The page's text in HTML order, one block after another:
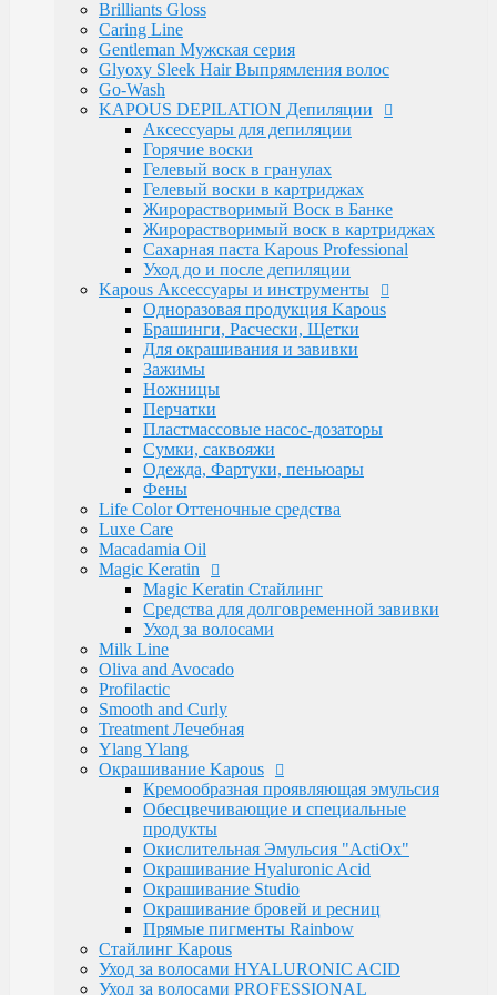
Luxe Care
Macadamia Oil
Magic Keratin
Magic Keratin Стайлинг
Средства для долговременной завивки
Уход за волосами
Milk Line
Oliva and Avocado
Profilactic
Smooth and Curly
Treatment Лечебная
Ylang Ylang
Окрашивание Kapous
Кремообразная проявляющая эмульсия
Обесцвечивающие и специальные продукты
Окислительная Эмульсия "ActiOx"
Окрашивание Hyaluronic Acid
Окрашивание Studio
Окрашивание бровей и ресниц
Прямые пигменты Rainbow
Стайлинг Kapous
Уход за волосами HYALURONIC ACID
Уход за волосами PROFESSIONAL
Средства для химической завивки волос
Краски для бровей и ресниц
Электротовары
Восконагреватели для депиляции
SELECTIVE PROFESSIONAL
Теги
memo Бальзам Бустер Воск
Для бороды Для мужчин Дозатор
Краски для
Крем после бритья Лак для волос
спрей
Лосьон Маска
Косметика Обесцвечивающий порошок
Эмульсия Паста для волос
маска
Укладка волос Флюид
волос
духи духимарфа защита волос
волос
концентрированныйпарфюм
волос
маска для волос мусс для
мыло парфюм парфюмерия парфюмернаявода
парфюмерия сильная фиксация спрей для волос
сыворотка термозащита фейдинг шампунь
фиксация
Бренды
Kapous Professional
Estel Professional
Matrix
Ollin Professional
Londa Professional
Brilliants Gloss
Caring Line
Gentleman Мужская серия
Glyoxy Sleek Hair Выпрямления волос
Go-Wash
KAPOUS DEPILATION Депиляции
Аксессуары для депиляции
Горячие воски
Гелевый воск в гранулах
Гелевый воски в картриджах
Жирорастворимый Воск в Банке
Жирорастворимый воск в картриджах
Сахарная паста Kapous Professional
Уход до и после депиляции
Kapous Аксессуары и инструменты
Одноразовая продукция Kapous
Брашинги, Расчески, Щетки
Для окрашивания и завивки
Зажимы
Ножницы
Перчатки
Пластмассовые насос-дозаторы
Сумки, саквояжи
Одежда, Фартуки, пеньюары
Фены
Life Color Оттеночные средства
Luxe Care
Macadamia Oil
Magic Keratin
Magic Keratin Стайлинг
Средства для долговременной завивки
Уход за волосами
Milk Line
Oliva and Avocado
Profilactic
Smooth and Curly
Treatment Лечебная
Ylang Ylang
Окрашивание Kapous
Кремообразная проявляющая эмульсия
Обесцвечивающие и специальные
продукты
Окислительная Эмульсия "ActiOx"
Окрашивание Hyaluronic Acid
Окрашивание Studio
Окрашивание бровей и ресниц
Прямые пигменты Rainbow
Стайлинг Kapous
Уход за волосами HYALURONIC ACID
Уход за волосами PROFESSIONAL